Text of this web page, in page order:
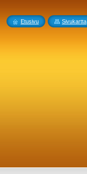
Etusivu Sivukartta